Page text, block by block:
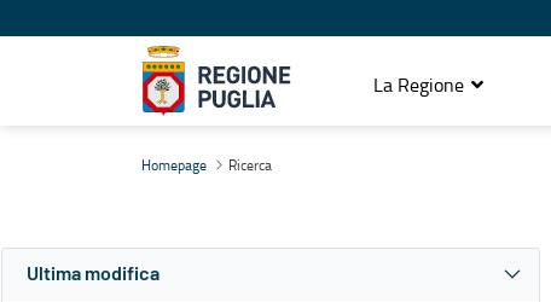
La Regione
Homepage Ricerca
Ultima modifica